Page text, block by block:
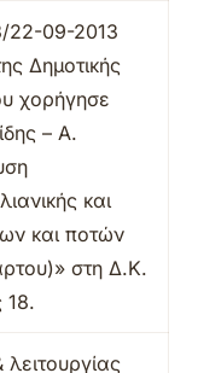
22-09-2013
Δημοτικής
χορήγησε
– Α.
και
και ποτών
στη Δ.Κ.
18.